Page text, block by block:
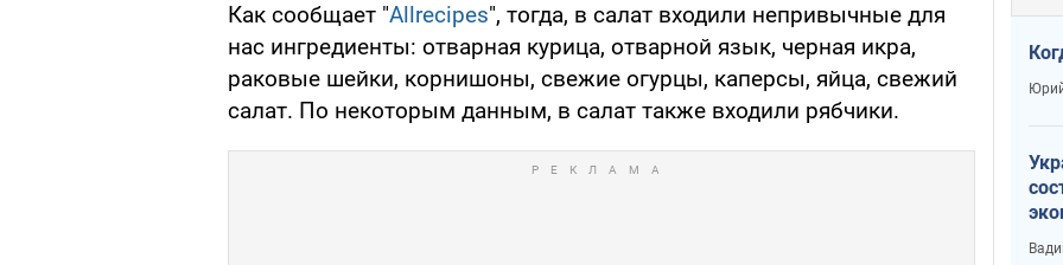
Как сообщает "Allrecipes", тогда, в салат входили непривычные для
нас ингредиенты: отварная курица, отварной язык, черная икра,
раковые шейки, корнишоны, свежие огурцы, каперсы, яйца, свежий
салат. По некоторым данным, в салат также входили рябчики.